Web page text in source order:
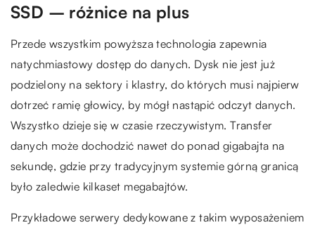
SSD – różnice na plus
Przede wszystkim powyższa technologia zapewnia
natychmiastowy dostęp do danych. Dysk nie jest już
podzielony na sektory i klastry, do których musi najpierw
dotrzeć ramię głowicy, by mógł nastąpić odczyt danych.
Wszystko dzieje się w czasie rzeczywistym. Transfer
danych może dochodzić nawet do ponad gigabajta na
sekundę, gdzie przy tradycyjnym systemie górną granicą
było zaledwie kilkaset megabajtów.
Przykładowe serwery dedykowane z takim wyposażeniem